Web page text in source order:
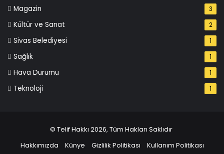
Magazin 3
Kültür ve Sanat 2
Sivas Belediyesi 1
Sağlık 1
Hava Durumu 1
Teknoloji 1
© Telif Hakkı 2026, Tüm Hakları Saklıdır
Hakkımızda
Künye Gizlilik Politikası Kullanım Politikası